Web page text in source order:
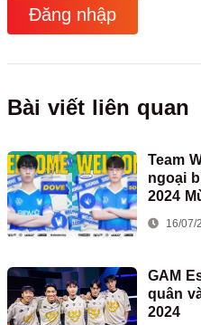
Đăng nhập
Bài viết liên quan
Team
ngoại
2024
16/07/
GAM
quân
2024